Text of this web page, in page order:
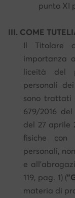
punto XI
III. COME
Il Titolare
importanza
liceità del
personali
sono trattati
679/2016
del 27 aprile
fisiche
personali,
e
119, pag. 1) (
materia di